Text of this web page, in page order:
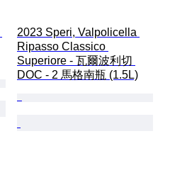
2023 Speri, Valpolicella
Ripasso Classico
Superiore - 瓦爾波利切
DOC - 2 馬格南瓶 (1.5L)